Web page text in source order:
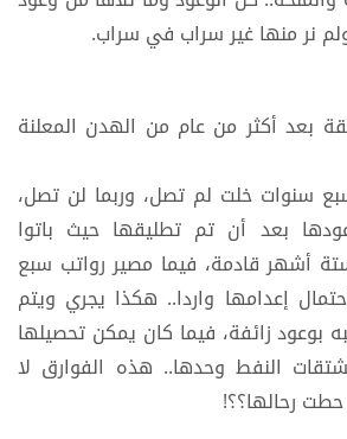
نر منها غير سراب في سراب.
بعد أكثر من عام من الهدن المعلنة
سنوات خلت لم تصل، وربما لن تصل،
بعد أن تم تطليقها حيث باتوا
أشهر قادمة، فيما مصير رواتب سبع
إعدامها واردا.. هكذا يجري ويتم
بوعود زائفة، فيما كان يمكن تحصيلها
النفط وحدها.. هذه الفوارق لا
رحالها؟؟!